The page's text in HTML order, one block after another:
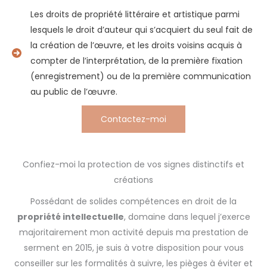
Les droits de propriété littéraire et artistique parmi
lesquels le droit d’auteur qui s’acquiert du seul fait de
la création de l’œuvre, et les droits voisins acquis à
compter de l’interprétation, de la première fixation
(enregistrement) ou de la première communication
au public de l’œuvre.
Contactez-moi
Confiez-moi la protection de vos signes distinctifs et
créations
Possédant de solides compétences en droit de la
propriété intellectuelle, domaine dans lequel j’exerce
majoritairement mon activité depuis ma prestation de
serment en 2015, je suis à votre disposition pour vous
conseiller sur les formalités à suivre, les pièges à éviter et